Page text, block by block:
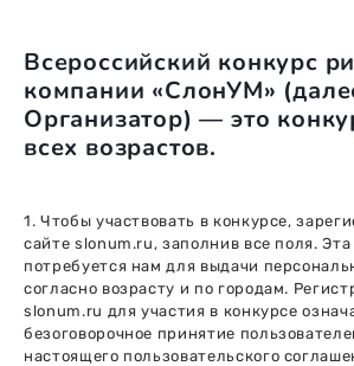
Всероссийский конкурс
компании «СлонУМ»
Организатор) — это
всех возрастов.
1. Чтобы участвовать в конкурсе,
сайте slonum.ru, заполнив все поля.
потребуется нам для выдачи
согласно возрасту и по городам.
slonum.ru для участия в конкурсе
безоговорочное принятие
настоящего пользовательского